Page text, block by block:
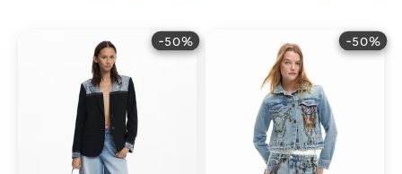
50%-
50%-